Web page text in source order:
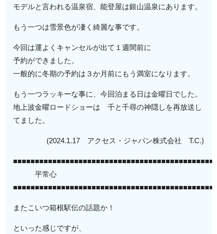
モデルと言われる温泉宿、能登屋は銀山温泉にあります。
もう一つは雪景色が凄く綺麗な事です。
今回は運よくキャンセルが出て１週間前に
予約ができました。
一般的に冬期の予約は３か月前にもう満室になります。
もう一つラッキーな事に、今回泊まる日は金曜日でした。
地上波金曜ロードショーは 千と千尋の神隠しを再放送し
てました。
(2024.1.17 アクセス・ジャパン株式会社 T.C.)
■■■■■■■■■■■■■■■■■■■■■■■■■■■■■■■■■■■■■■■■■■■■■■
平常心
■■■■■■■■■■■■■■■■■■■■■■■■■■■■■■■■■■■■■■■■■■■■■■
またこいつ箱根駅伝の話題か！
といった感じですが、